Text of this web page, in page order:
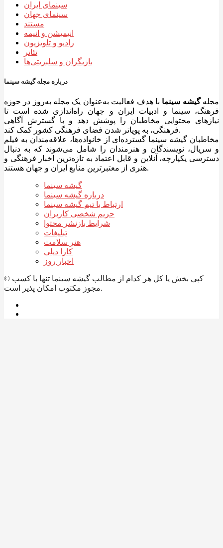
سینمای ایران
سینمای جهان
مستند
انیمیشن و انیمه
رادیو و تلویزیون
تئاتر
بازیگران و سلبریتی‌ها
درباره مجله گیشه سینما
مجلهگیشه سینما با هدف فعالیت به‌عنوان یک مجله به‌روز در حوزه
فرهنگ، سینما و ادبیات ایران و جهان راه‌اندازی شده است تا
نیازهای محتوایی مخاطبان را پوشش دهد و با گسترش آگاهی
فرهنگی، به پویاتر شدن فضای فرهنگی کشور کمک کند.
مخاطبان گیشه سینما گسترده‌ای از خانواده‌ها، علاقه‌مندان به فیلم
و سریال، نویسندگان و هنرمندان را شامل می‌شوند که به دنبال
دسترسی یکپارچه، آنلاین و قابل اعتماد به تازه‌ترین اخبار فرهنگی و
هنری از معتبرترین منابع ایران و جهان هستند.
گیشه سینما
درباره گیشه سینما
ارتباط با تیم گیشه سینما
حریم شخصی کاربران
شرایط بازنشر محتوا
تبلیغات
هنر سلامت
کارا دیلی
اخبار روز
© کپی بخش یا کل هر کدام از مطالب گیشه سینما تنها با کسب
مجوز مکتوب امکان پذیر است.